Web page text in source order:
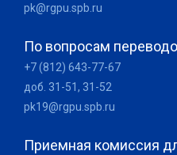
pk@rgpu.spb.ru
По вопросам
+7 (812) 643-77-67
доб. 31-51, 31-52
pk19@rgpu.spb.ru
Приемная комиссия